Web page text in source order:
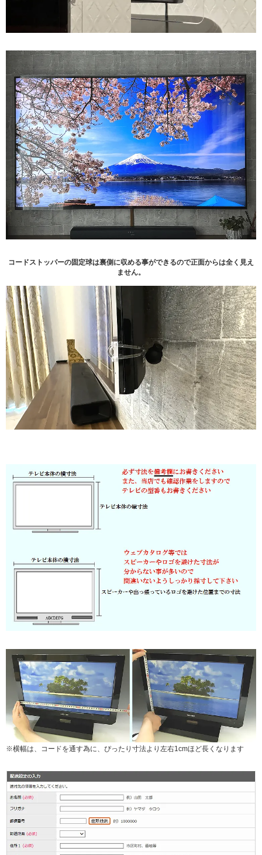
コードストッパーの固定球は裏側に収める事ができるので正面からは全く見え
ません。
※横幅は、コードを通す為に、ぴったり寸法より左右1cmほど長くなります